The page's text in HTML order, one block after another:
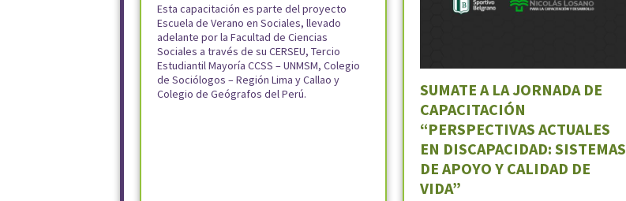
Esta capacitación es parte del proyecto
Escuela de Verano en Sociales, llevado
adelante por la Facultad de Ciencias
Sociales a través de su CERSEU, Tercio
Estudiantil Mayoría CCSS – UNMSM, Colegio
de Sociólogos – Región Lima y Callao y
Colegio de Geógrafos del Perú.
SUMATE A LA JORNADA DE
CAPACITACIÓN
“PERSPECTIVAS ACTUALES
EN DISCAPACIDAD: SISTEMAS
DE APOYO Y CALIDAD DE
VIDA”